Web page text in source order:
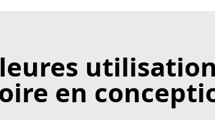
en